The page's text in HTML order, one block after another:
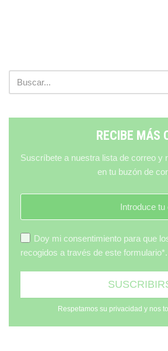
RECIBE MÁS
Suscríbete a nuestra lista de correo y
en tu buzón de
Doy mi consentimiento para que
recogidos a través de este formulario*.
Respetamos su privacidad y nos